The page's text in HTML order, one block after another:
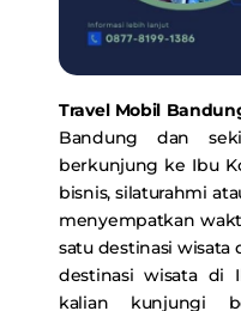
Travel Mobil
Bandung dan
berkunjung ke Ibu
bisnis, silaturahmi
menyempatkan
satu destinasi wisata
destinasi wisata di
kalian kunjungi